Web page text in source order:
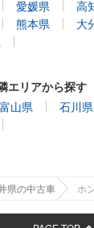
愛媛県 高
熊本県 大
エリアから探す
富山県 石川県
県の中古車 ホ